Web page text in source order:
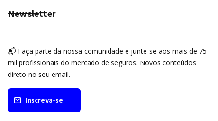
Newsletter
📬 Faça parte da nossa comunidade e junte-se aos mais de 75
mil profissionais do mercado de seguros. Novos conteúdos
direto no seu email.
Inscreva-se